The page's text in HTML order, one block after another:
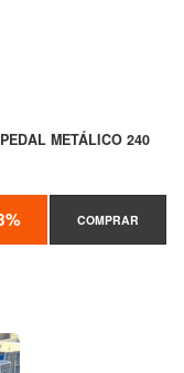
METÁLICO 240
COMPRAR